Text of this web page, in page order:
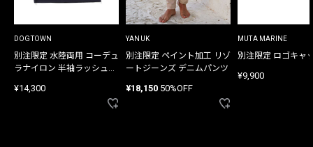
DOGTOWN
別注限定 水陸両用 コーデュ
ラナイロン 半袖ラッシュガ
¥14,300
YANUK
別注限定 ペイント加工 リゾ
ートジーンズ デニムパンツ
¥18,150 50%OFF
MUTA MARINE
別注限定 ロゴキャ
¥9,900